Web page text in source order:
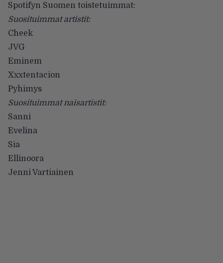
Spotifyn Suomen toistetuimmat:
Suosituimmat artistit:
Cheek
JVG
Eminem
Xxxtentacion
Pyhimys
Suosituimmat naisartistit:
Sanni
Evelina
Sia
Ellinoora
Jenni Vartiainen